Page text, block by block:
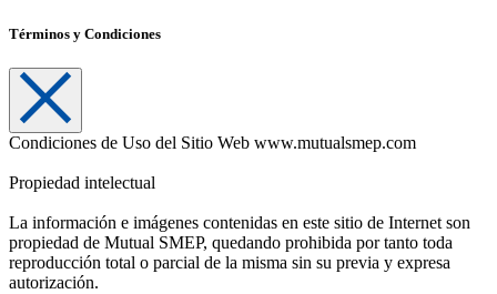
Términos y Condiciones
Condiciones de Uso del Sitio Web www.mutualsmep.com
Propiedad intelectual
La información e imágenes contenidas en este sitio de Internet son
propiedad de Mutual SMEP, quedando prohibida por tanto toda
reproducción total o parcial de la misma sin su previa y expresa
autorización.